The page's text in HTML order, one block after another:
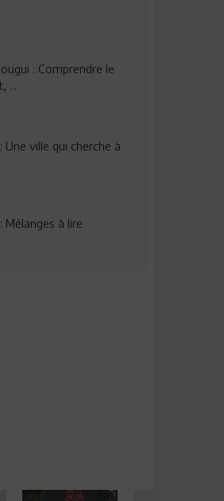
: Comprendre le
...
ville qui cherche à
Mélanges à lire